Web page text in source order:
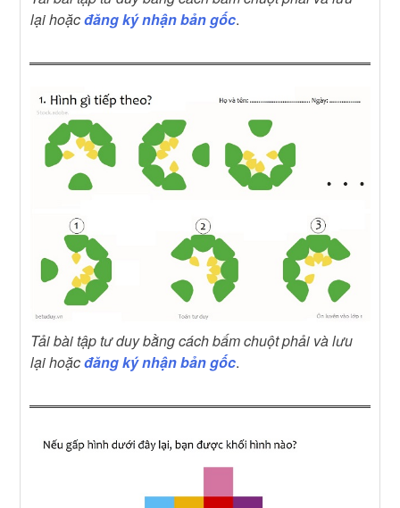
lại hoặcđăng ký nhận bản gốc.
Tải bài tập tư duy bằng cách bấm chuột phải và lưu
lại hoặcđăng ký nhận bản gốc.